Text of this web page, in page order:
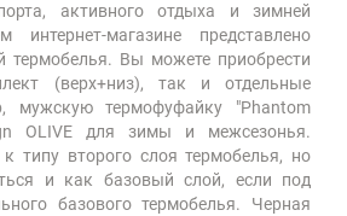
активного отдыха и зимней
магазине представлено
термобелья. Вы можете приобрести
(верх+низ), так и отдельные
мужскую термофуфайку "Phantom
OLIVE для зимы и межсезонья.
к типу второго слоя термобелья, но
и как базовый слой, если под
базового термобелья. Черная